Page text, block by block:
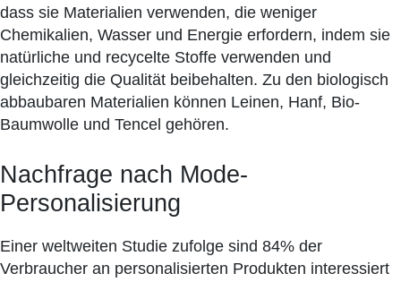
dass sie Materialien verwenden, die weniger
Chemikalien, Wasser und Energie erfordern, indem sie
natürliche und recycelte Stoffe verwenden und
gleichzeitig die Qualität beibehalten. Zu den biologisch
abbaubaren Materialien können Leinen, Hanf, Bio-
Baumwolle und Tencel gehören.
Nachfrage nach Mode-
Personalisierung
Einer weltweiten Studie zufolge sind 84% der
Verbraucher an personalisierten Produkten interessiert